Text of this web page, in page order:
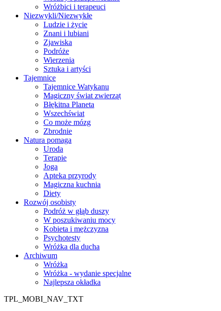
Wróżbici i terapeuci
Niezwykli/Niezwykłe
Ludzie i życie
Znani i lubiani
Zjawiska
Podróże
Wierzenia
Sztuka i artyści
Tajemnice
Tajemnice Watykanu
Magiczny świat zwierząt
Błękitna Planeta
Wszechświat
Co może mózg
Zbrodnie
Natura pomaga
Uroda
Terapie
Joga
Apteka przyrody
Magiczna kuchnia
Diety
Rozwój osobisty
Podróż w głąb duszy
W poszukiwaniu mocy
Kobieta i mężczyzna
Psychotesty
Wróżka dla ducha
Archiwum
Wróżka
Wróżka - wydanie specjalne
Najlepsza okładka
TPL_MOBI_NAV_TXT